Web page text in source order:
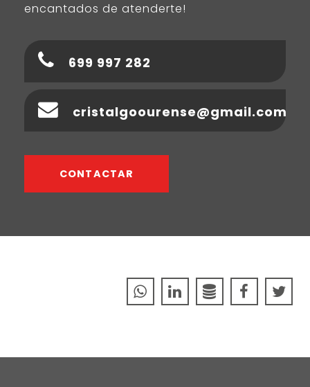
encantados de atenderte!
699 997 282
cristalgoourense@gmail.com
CONTACTAR